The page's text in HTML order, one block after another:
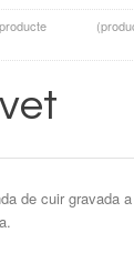
de cuir gravada